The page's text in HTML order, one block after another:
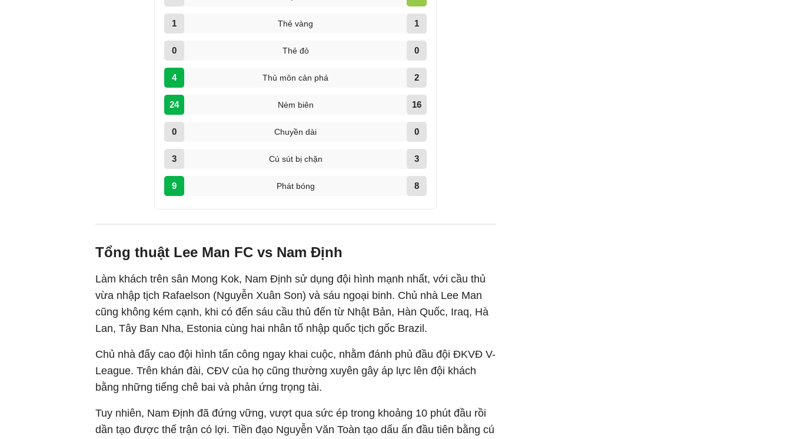
1 Thẻ vàng 1
0 Thẻ đỏ 0
4 Thủ môn cản phá 2
24 Ném biên 16
0 Chuyền dài 0
3 Cú sút bị chặn 3
9 Phát bóng 8
Tổng thuật Lee Man FC vs Nam Định
Làm khách trên sân Mong Kok, Nam Định sử dụng đội hình mạnh nhất, với cầu thủ
vừa nhập tịch Rafaelson (Nguyễn Xuân Son) và sáu ngoại binh. Chủ nhà Lee Man
cũng không kém cạnh, khi có đến sáu cầu thủ đến từ Nhật Bản, Hàn Quốc, Iraq, Hà
Lan, Tây Ban Nha, Estonia cùng hai nhân tố nhập quốc tịch gốc Brazil.
Chủ nhà đẩy cao đội hình tấn công ngay khai cuộc, nhằm đánh phủ đầu đội ĐKVĐ V-
League. Trên khán đài, CĐV của họ cũng thường xuyên gây áp lực lên đội khách
bằng những tiếng chê bai và phản ứng trọng tài.
Tuy nhiên, Nam Định đã đứng vững, vượt qua sức ép trong khoảng 10 phút đầu rồi
dần tạo được thế trận có lợi. Tiền đạo Nguyễn Văn Toàn tạo dấu ấn đầu tiên bằng cú